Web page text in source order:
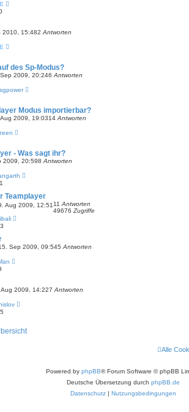
2010, 15:482 Antworten
des Sp-Modus?
2009, 20:246 Antworten
Modus importierbar?
2009, 19:0314 Antworten
- Was sagt ihr?
2009, 20:598 Antworten
Teamplayer
Aug 2009, 12:51 11 Antworten
49676 Zugriffe
Sep 2009, 09:545 Antworten
2009, 14:227 Antworten
Alle
Powered by phpBB® Forum Software © phpBB
Deutsche Übersetzung durch phpBB.de
Datenschutz | Nutzungsbedingungen